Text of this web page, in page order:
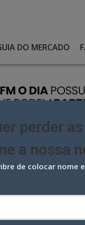
DO MERCADO
TRANSFORMA DETALHE
perder
a nossa
de colocar nome